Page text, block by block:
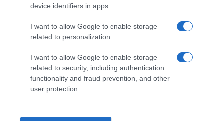
device identifiers in apps.
I want to allow Google to enable storage
related to personalization.
I want to allow Google to enable storage
related to security, including authentication
functionality and fraud prevention, and other
user protection.
Litening: Η Αμερικανική Αεροπορία
επενδύει σε ένα από τα πλέον
διαδεδομένα ατρακτίδια στοχοποίησης